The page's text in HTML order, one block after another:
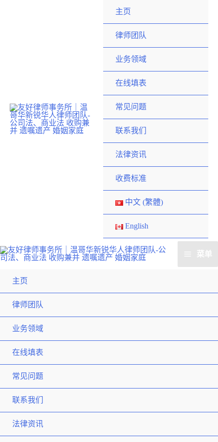
主页
律师团队
业务领域
在线填表
常见问题
联系我们
法律资讯
收费标准
中文 (繁體)
English
菜单
主页
律师团队
业务领域
在线填表
常见问题
联系我们
法律资讯